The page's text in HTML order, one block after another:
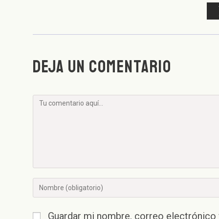
DEJA UN COMENTARIO
Comentario
Introducí
tu
Guardar mi nombre, correo